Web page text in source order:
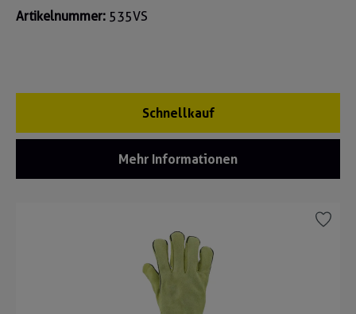
Artikelnummer: 535VS
Schnellkauf
Mehr Informationen